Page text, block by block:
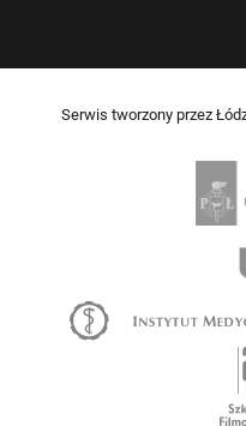
Serwis tworzony przez